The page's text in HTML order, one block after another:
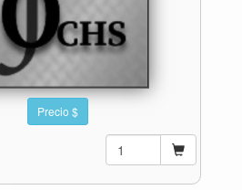
Precio $